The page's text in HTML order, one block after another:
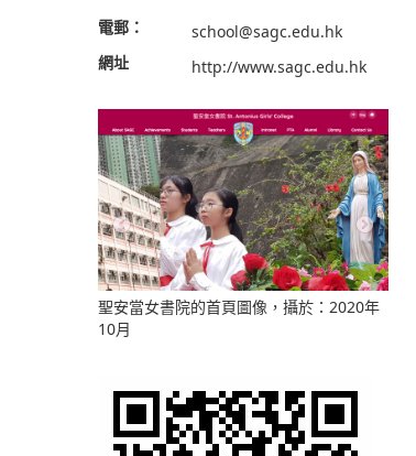
電郵：
school@sagc.edu.hk
網址
http://www.sagc.edu.hk
聖安當女書院的首頁圖像，攝於：2020年
10月